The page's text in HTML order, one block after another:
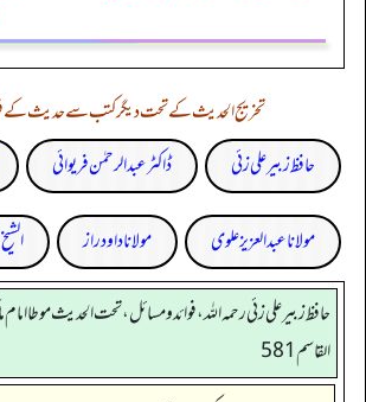
تخریج الحدیث کے تحت دیگر کتب سے حدیث کے
حافظ زبیر علی زئی
ڈاکٹر عبدالرحمٰن فریوائی
مولانا عبد العزیز علوی مولانا داود راز
حافظ زبير على زئي رحمه الله، فوائد و مسائل، تحت الحديث موطا
القاسم 581